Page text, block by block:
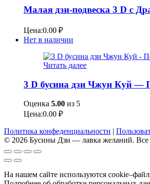
Малая дзи-подвеска 3 D с
Цена:0.00 ₽
Нет в наличии
Читать далее
3 D бусина дзи Чжун Куй —
Оценка 5.00 из 5
Цена:0.00 ₽
Политика конфеденциальности |
© 2026 Бусины Дзи — лавка желаний.
На нашем сайте используются